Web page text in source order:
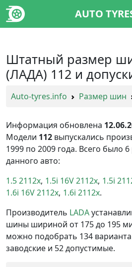
AUTO
Штатный размер
(ЛАДА) 112 и
Auto-tyres.info Размер шин
Информация обновлена
Модели 112 выпускались
1999 по 2009 года. Всего было
данного авто:
1.5 2112x 1.5i 16V 2112x 1.5i
1.6i 16V 2112x 1.6i 2112x
Производитель LADA
шины шириной от 175 до 195
можно подобрать 134
заводские и 52 допустимые.